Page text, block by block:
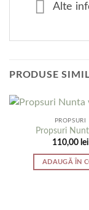
Alte
PRODUSE
PROPSURI
Propsuri
110,00 lei
ADAUGĂ ÎN